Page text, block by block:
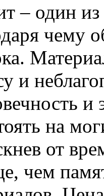
– один
чему
и
на
от
чем